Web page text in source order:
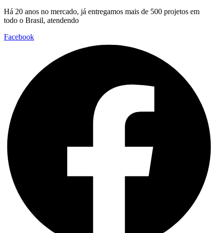
Há 20 anos no mercado, já entregamos mais de 500 projetos em
todo o Brasil, atendendo
Facebook